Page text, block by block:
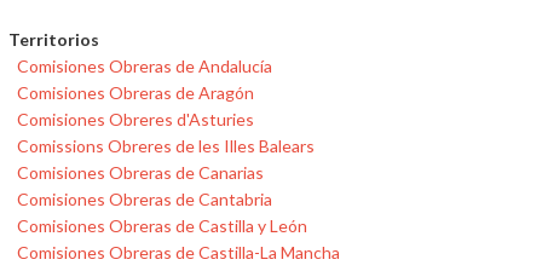
Territorios
Comisiones Obreras de Andalucía
Comisiones Obreras de Aragón
Comisiones Obreres d'Asturies
Comissions Obreres de les Illes Balears
Comisiones Obreras de Canarias
Comisiones Obreras de Cantabria
Comisiones Obreras de Castilla y León
Comisiones Obreras de Castilla-La Mancha